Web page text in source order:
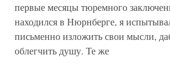
первые месяцы тюремного
находился в Нюрнберге, я
письменно изложить свои мысли,
облегчить душу. Те же